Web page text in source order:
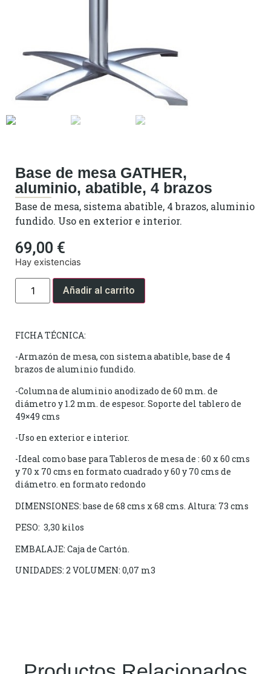
Base de mesa GATHER,
aluminio, abatible, 4 brazos
Base de mesa, sistema abatible, 4 brazos, aluminio
fundido. Uso en exterior e interior.
69,00 €
Hay existencias
Añadir al carrito
FICHA TÉCNICA:
-Armazón de mesa, con sistema abatible, base de 4
brazos de aluminio fundido.
-Columna de aluminio anodizado de 60 mm. de
diámetro y 1.2 mm. de espesor. Soporte del tablero de
49×49 cms
-Uso en exterior e interior.
-Ideal como base para Tableros de mesa de : 60 x 60 cms
y 70 x 70 cms en formato cuadrado y 60 y 70 cms de
diámetro. en formato redondo
DIMENSIONES: base de 68 cms x 68 cms. Altura: 73 cms
PESO: 3,30 kilos
EMBALAJE: Caja de Cartón.
UNIDADES: 2 VOLUMEN: 0,07 m3